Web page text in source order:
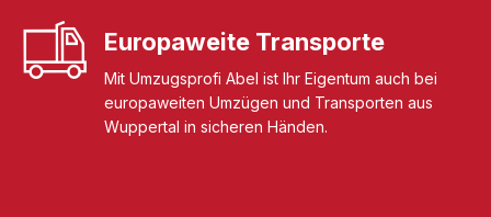
Europaweite Transporte
Mit Umzugsprofi Abel ist Ihr Eigentum auch bei
europaweiten Umzügen und Transporten aus
Wuppertal in sicheren Händen.